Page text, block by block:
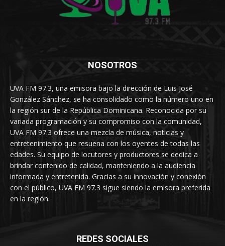
NOSOTROS
UVA FM 97.3, una emisora bajo la dirección de Luis José
González Sánchez, se ha consolidado como la número uno en
la región sur de la República Dominicana. Reconocida por su
variada programación y su compromiso con la comunidad,
UVA FM 97.3 ofrece una mezcla de música, noticias y
entretenimiento que resuena con los oyentes de todas las
edades. Su equipo de locutores y productores se dedica a
brindar contenido de calidad, manteniendo a la audiencia
informada y entretenida. Gracias a su innovación y conexión
con el público, UVA FM 97.3 sigue siendo la emisora preferida
en la región.
REDES SOCIALES